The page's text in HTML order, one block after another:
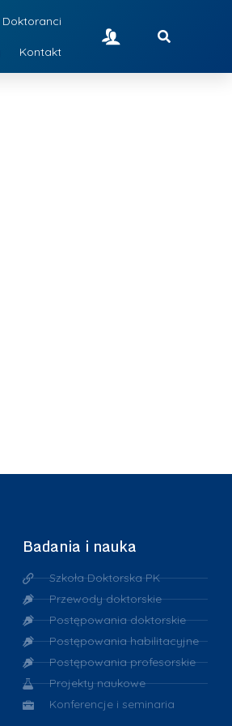
Doktoranci
Kontakt
Badania i nauka
Szkoła Doktorska PK
Przewody doktorskie
Postępowania doktorskie
Postępowania habilitacyjne
Postępowania profesorskie
Projekty naukowe
Konferencje i seminaria